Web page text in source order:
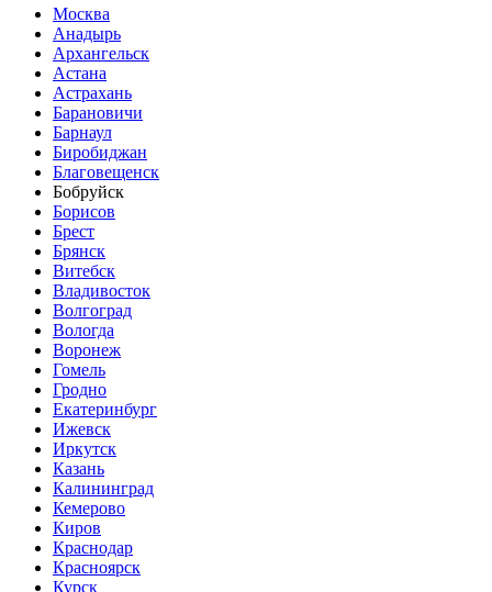
Москва
Анадырь
Архангельск
Астана
Астрахань
Барановичи
Барнаул
Биробиджан
Благовещенск
Бобруйск
Борисов
Брест
Брянск
Витебск
Владивосток
Волгоград
Вологда
Воронеж
Гомель
Гродно
Екатеринбург
Ижевск
Иркутск
Казань
Калининград
Кемерово
Киров
Краснодар
Красноярск
Курск